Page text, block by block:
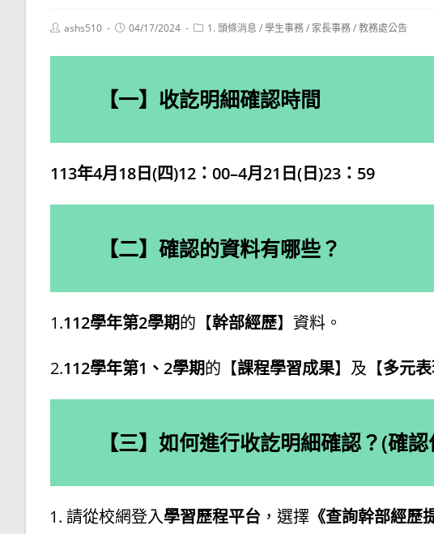
Postashs510
Post04/17/2024
Post1. 頭條消息 /學生事務/ 家長事務/教務處公告
【一】收訖明細確認時間
113年4月18日(四)12：00–4月21日(日)23：59
【二】確認的資料有哪些？
1.112學年第2學期的【幹部經歷】資料。
2.112學年第1、2學期的【課程學習成果】及【多元
【三】如何進行收訖明細確認？(確
請從校網登入學習歷程平台 ，選擇 《查詢幹部經歷